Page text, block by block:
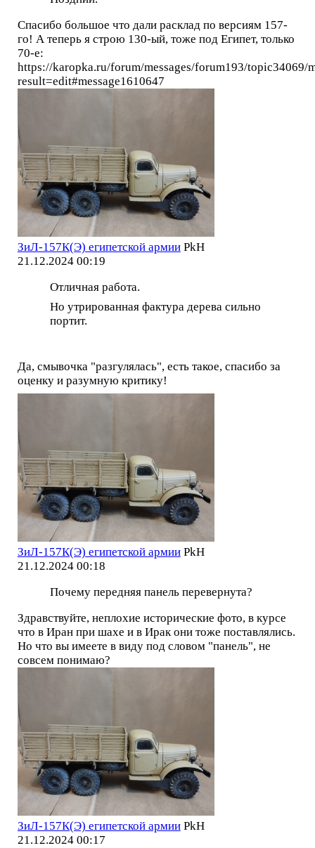
Спасибо большое что дали расклад по версиям 157-
го! А теперь я строю 130-ый, тоже под Египет, только
70-е:
https://karopka.ru/forum/messages/forum193/topic34069/
result=edit#message1610647
ЗиЛ-157К(Э) египетской армии PkH
21.12.2024 00:19
Отличная работа.
Но утрированная фактура дерева сильно
портит.
Да, смывочка "разгулялась", есть такое, спасибо за
оценку и разумную критику!
ЗиЛ-157К(Э) египетской армии PkH
21.12.2024 00:18
Почему передняя панель перевернута?
Здравствуйте, неплохие исторические фото, в курсе
что в Иран при шахе и в Ирак они тоже поставлялись.
Но что вы имеете в виду под словом "панель", не
совсем понимаю?
ЗиЛ-157К(Э) египетской армии PkH
21.12.2024 00:17